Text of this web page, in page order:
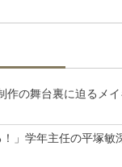
作の舞台裏に迫るメ
！」学年主任の平塚敏